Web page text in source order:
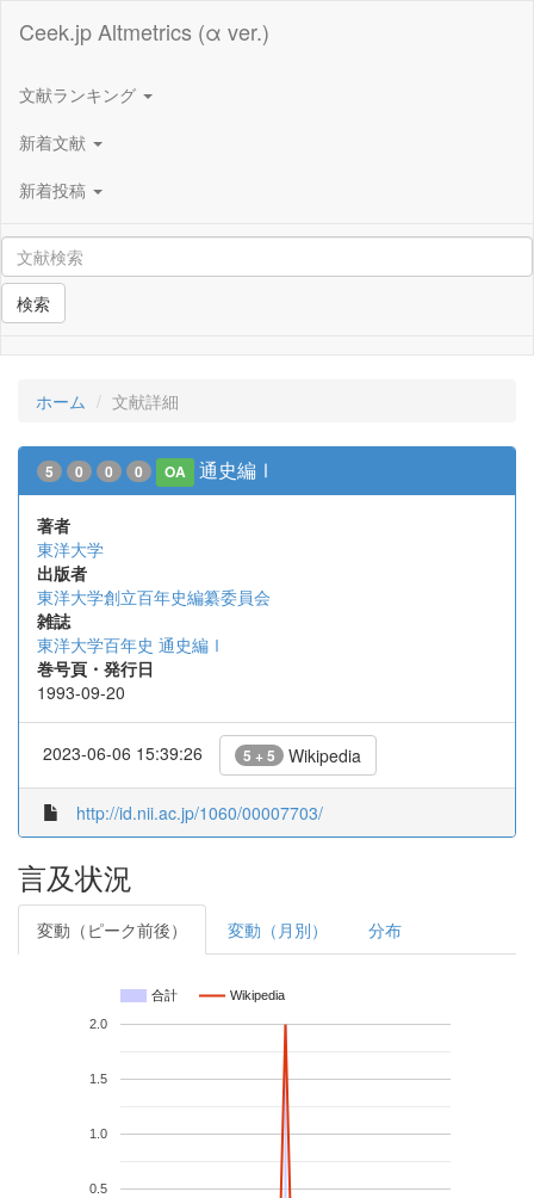
Ceek.jp Altmetrics (α ver.)
文献ランキング
新着文献
新着投稿
検索
ホーム 文献詳細
5 0 0 0 OA 通史編Ⅰ
著者
東洋大学
出版者
東洋大学創立百年史編纂委員会
雑誌
東洋大学百年史 通史編Ⅰ
巻号頁・発行日
1993-09-20
2023-06-06 15:39:26 5 + 5 Wikipedia
http://id.nii.ac.jp/1060/00007703/
言及状況
変動（ピーク前後） 変動（月別） 分布
合計 Wikipedia
0.5
1.0
1.5
2.0